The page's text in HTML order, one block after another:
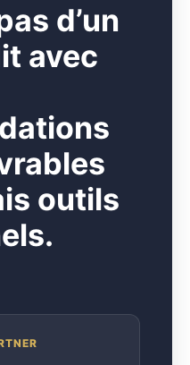
d’un
avec
outils